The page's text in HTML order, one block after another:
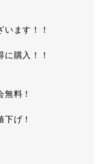
ます！！
購入！！
料！
げ！